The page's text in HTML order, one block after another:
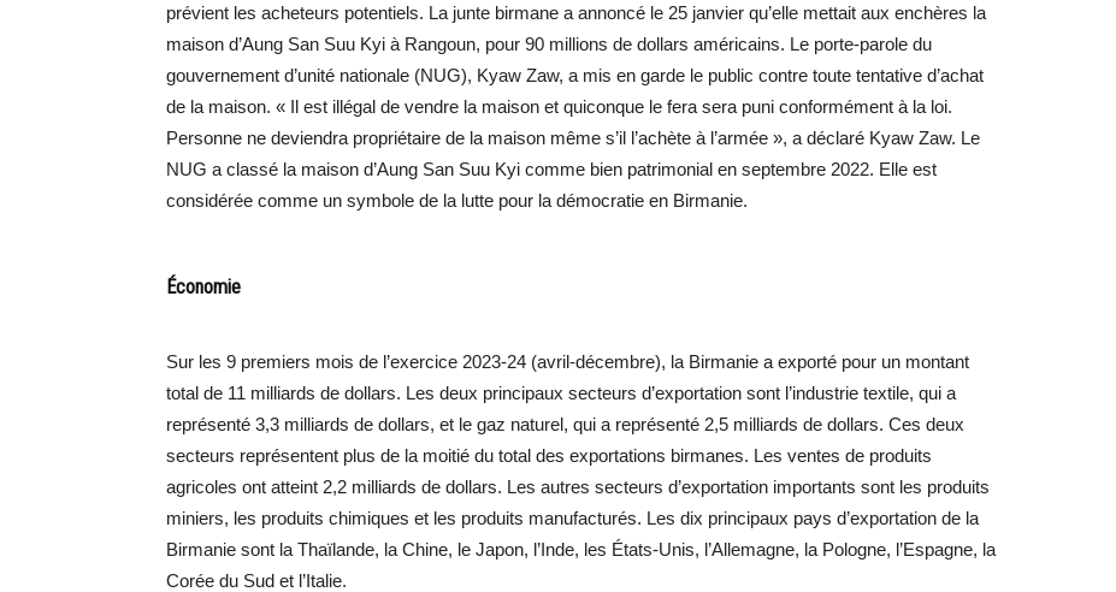
prévient les acheteurs potentiels. La junte birmane a annoncé le 25 janvier qu’elle mettait aux enchères la
maison d’Aung San Suu Kyi à Rangoun, pour 90 millions de dollars américains. Le porte-parole du
gouvernement d’unité nationale (NUG), Kyaw Zaw, a mis en garde le public contre toute tentative d’achat
de la maison. « Il est illégal de vendre la maison et quiconque le fera sera puni conformément à la loi.
Personne ne deviendra propriétaire de la maison même s’il l’achète à l’armée », a déclaré Kyaw Zaw. Le
NUG a classé la maison d’Aung San Suu Kyi comme bien patrimonial en septembre 2022. Elle est
considérée comme un symbole de la lutte pour la démocratie en Birmanie.
Économie
Sur les 9 premiers mois de l’exercice 2023-24 (avril-décembre), la Birmanie a exporté pour un montant
total de 11 milliards de dollars. Les deux principaux secteurs d’exportation sont l’industrie textile, qui a
représenté 3,3 milliards de dollars, et le gaz naturel, qui a représenté 2,5 milliards de dollars. Ces deux
secteurs représentent plus de la moitié du total des exportations birmanes. Les ventes de produits
agricoles ont atteint 2,2 milliards de dollars. Les autres secteurs d’exportation importants sont les produits
miniers, les produits chimiques et les produits manufacturés. Les dix principaux pays d’exportation de la
Birmanie sont la Thaïlande, la Chine, le Japon, l’Inde, les États-Unis, l’Allemagne, la Pologne, l’Espagne, la
Corée du Sud et l’Italie.